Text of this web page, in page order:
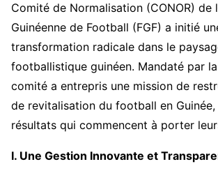
Comité de Normalisation (CONOR) de
Guinéenne de Football (FGF) a initié
transformation radicale dans le
footballistique guinéen. Mandaté par la
comité a entrepris une mission de
de revitalisation du football en
résultats qui commencent à porter
I. Une Gestion Innovante et